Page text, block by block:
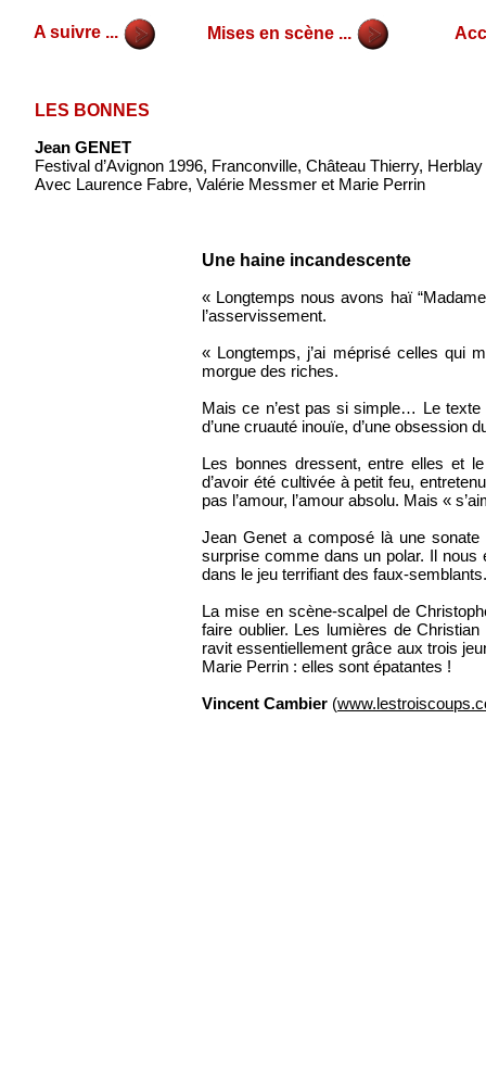
Une haine incandescente
« Longtemps nous avons haï
l’asservissement.
« Longtemps, j’ai méprisé celles qui
morgue des riches.
Mais ce n’est pas si simple… Le texte
d’une cruauté inouïe, d’une obsession
Les bonnes dressent, entre elles et
d’avoir été cultivée à petit feu,
pas l’amour, l’amour absolu. Mais «
Jean Genet a composé là une
surprise comme dans un polar. Il
dans le jeu terrifiant des faux-semblants.
La mise en scène-scalpel de
faire oublier. Les lumières de
ravit essentiellement grâce aux trois
Marie Perrin : elles sont épatantes !
Vincent Cambier (
LES BONNES
Jean GENET
Festival d’Avignon 1996, Franconville, Château Thierry, Herblay
Avec Laurence Fabre, Valérie Messmer et Marie Perrin
Mises en scène ...
A suivre ...